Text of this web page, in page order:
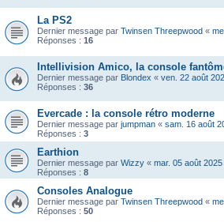
La PS2
Dernier message par Twinsen Threepwood «
Réponses : 16
Intellivision Amico, la console
Dernier message par Blondex « ven. 22 août
Réponses : 36
Evercade : la console rétro moderne
Dernier message par jumpman « sam. 16 août
Réponses : 3
Earthion
Dernier message par Wizzy « mar. 05 août
Réponses : 8
Consoles Analogue
Dernier message par Twinsen Threepwood «
Réponses : 50